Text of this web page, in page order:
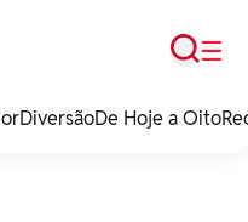
☰
Busca
DiversãoDe Hoje a Oito